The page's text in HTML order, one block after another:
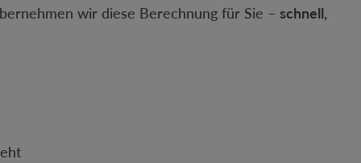
wir diese Berechnung für Sie – schnell,